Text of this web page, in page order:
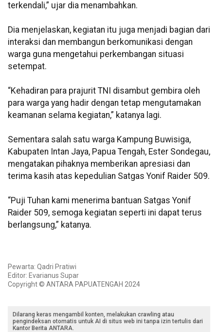
terkendali,” ujar dia menambahkan.
Dia menjelaskan, kegiatan itu juga menjadi bagian dari
interaksi dan membangun berkomunikasi dengan
warga guna mengetahui perkembangan situasi
setempat.
“Kehadiran para prajurit TNI disambut gembira oleh
para warga yang hadir dengan tetap mengutamakan
keamanan selama kegiatan,” katanya lagi.
Sementara salah satu warga Kampung Buwisiga,
Kabupaten Intan Jaya, Papua Tengah, Ester Sondegau,
mengatakan pihaknya memberikan apresiasi dan
terima kasih atas kepedulian Satgas Yonif Raider 509.
“Puji Tuhan kami menerima bantuan Satgas Yonif
Raider 509, semoga kegiatan seperti ini dapat terus
berlangsung,” katanya.
Pewarta: Qadri Pratiwi
Editor: Evarianus Supar
Copyright © ANTARA PAPUATENGAH 2024
Dilarang keras mengambil konten, melakukan crawling atau
pengindeksan otomatis untuk AI di situs web ini tanpa izin tertulis dari
Kantor Berita ANTARA.